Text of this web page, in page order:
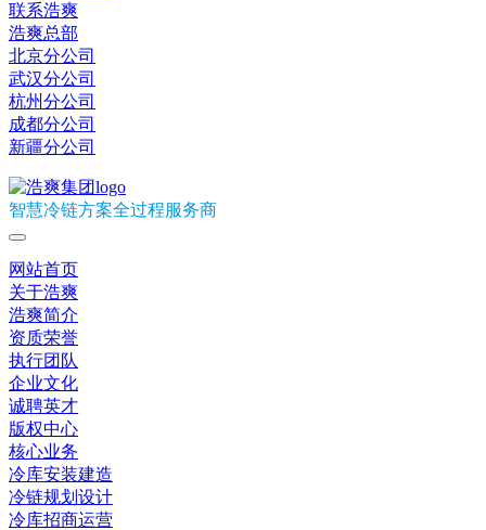
联系浩爽
浩爽总部
北京分公司
武汉分公司
杭州分公司
成都分公司
新疆分公司
智慧冷链方案全过程服务商
网站首页
关于浩爽
浩爽简介
资质荣誉
执行团队
企业文化
诚聘英才
版权中心
核心业务
冷库安装建造
冷链规划设计
冷库招商运营